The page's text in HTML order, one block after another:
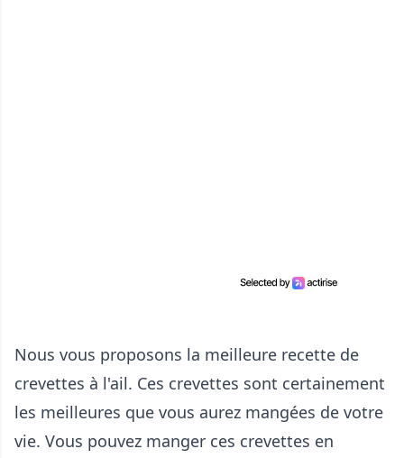
Nous vous proposons la meilleure recette de
crevettes à l'ail. Ces crevettes sont certainement
les meilleures que vous aurez mangées de votre
vie. Vous pouvez manger ces crevettes en